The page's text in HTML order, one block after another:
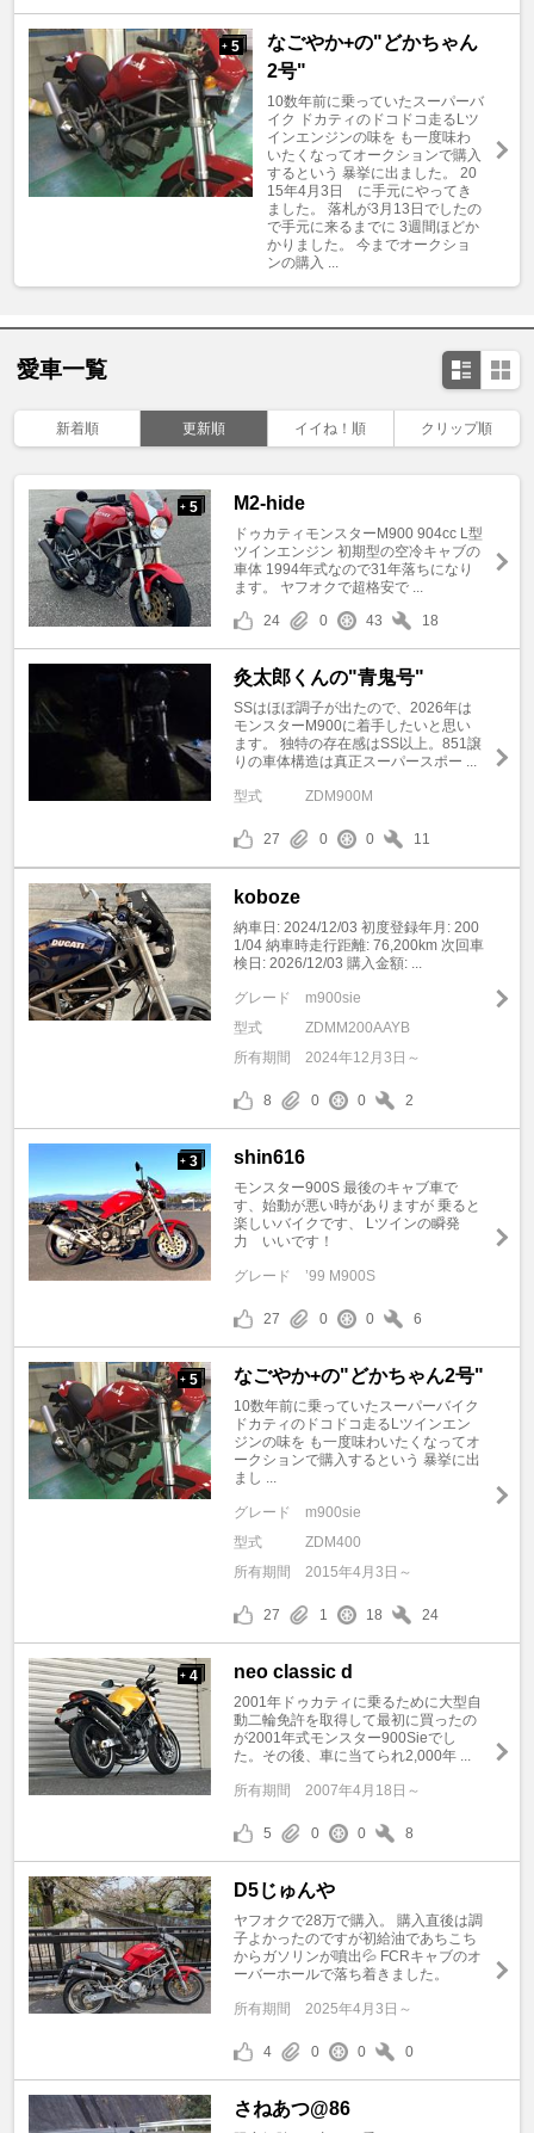
+ 5
なごやか+の"どかちゃん
2号"
10数年前に乗っていたスーパーバ
イク ドカティのドコドコ走るLツ
インエンジンの味を も一度味わ
いたくなってオークションで購入
するという 暴挙に出ました。 20
15年4月3日 に手元にやってき
ました。 落札が3月13日でしたの
で手元に来るまでに 3週間ほどか
かりました。 今までオークショ
ンの購入 ...
愛車一覧
新着順 更新順 イイね！順 クリップ順
+ 5 M2-hide
ドゥカティモンスターM900 904cc L型
ツインエンジン 初期型の空冷キャブの
車体 1994年式なので31年落ちになり
ます。 ヤフオクで超格安で ...
24
0 43 18
灸太郎くんの"青鬼号"
SSはほぼ調子が出たので、2026年は
モンスターM900に着手したいと思い
ます。 独特の存在感はSS以上。851譲
りの車体構造は真正スーパースポー ...
型式 ZDM900M
27 0 0 11
koboze
納車日: 2024/12/03 初度登録年月: 200
1/04 納車時走行距離: 76,200km 次回車
検日: 2026/12/03 購入金額: ...
グレード
m900sie
型式
ZDMM200AAYB
所有期間
2024年12月3日～
8 0 0 2
+ 3 shin616
モンスター900S 最後のキャブ車で
す、始動が悪い時がありますが 乗ると
楽しいバイクです、 Lツインの瞬発
力 いいです！
グレード ’99 M900S
27 0 0 6
+ 5 なごやか+の"どかちゃん2号"
10数年前に乗っていたスーパーバイク
ドカティのドコドコ走るLツインエン
ジンの味を も一度味わいたくなってオ
ークションで購入するという 暴挙に出
まし ...
グレード
m900sie
型式
ZDM400
所有期間
2015年4月3日～
27 1 18 24
+ 4 neo classic d
2001年ドゥカティに乗るために大型自
動二輪免許を取得して最初に買ったの
が2001年式モンスター900Sieでし
た。その後、車に当てられ2,000年 ...
所有期間 2007年4月18日～
5 0 0 8
D5じゅんや
ヤフオクで28万で購入。 購入直後は調
子よかったのですが初給油であちこち
からガソリンが噴出💦 FCRキャブのオ
ーバーホールで落ち着きました。
所有期間 2025年4月3日～
4 0 0 0
さねあつ@86